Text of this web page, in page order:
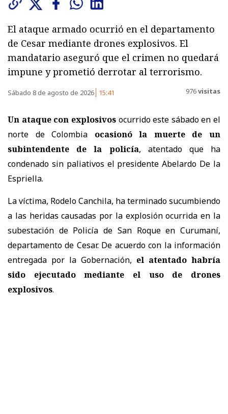
El ataque armado ocurrió en el departamento
de Cesar mediante drones explosivos. El
mandatario aseguró que el crimen no quedará
impune y prometió derrotar al terrorismo.
Sábado 8 de agosto de 2026 15:41 976visitas
Un ataque con explosivosocurrido este sábado en el
norte de Colombia ocasionó la muerte de un
subintendente de la policía, atentado que ha
condenado sin paliativos el presidente Abelardo De la
Espriella.
La víctima, Rodelo Canchila, ha terminado sucumbiendo
a las heridas causadas por la explosión ocurrida en la
subestación de Policía de San Roque en Curumaní,
departamento de Cesar. De acuerdo con la información
entregada por la Gobernación, el atentado habría
sido ejecutado mediante el uso de drones
explosivos.